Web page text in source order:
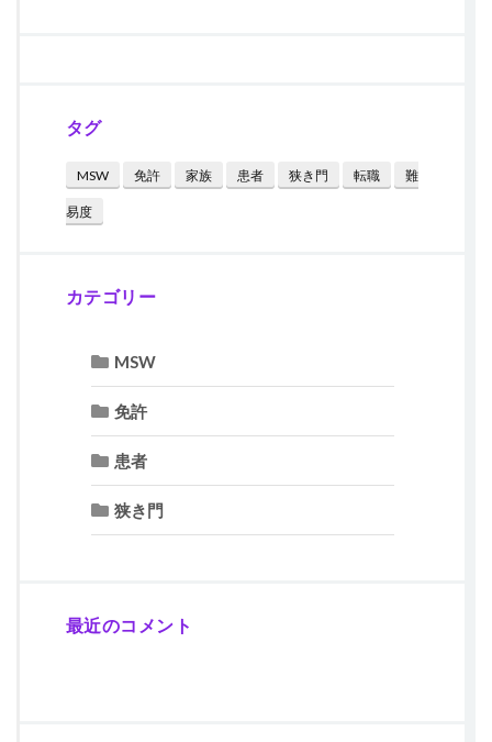
タグ
MSW 免許 家族 患者 狭き門 転職 難
易度
カテゴリー
MSW
免許
患者
狭き門
最近のコメント